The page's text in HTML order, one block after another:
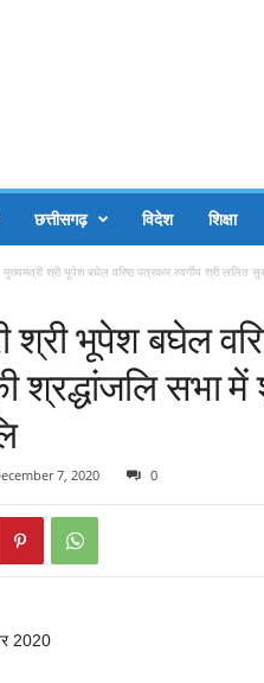
छत्तीसगढ़ विदेश शिक्षा
मुख्यमंत्री श्री भूपेश बघेल वरिष्ठ पत्रकार स्वर्गीय श्री ललित
श्री भूपेश बघेल
सभा में
7, 2020 0
2020